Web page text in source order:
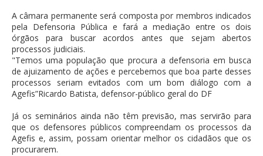
A câmara permanente será composta por membros indicados
pela Defensoria Pública e fará a mediação entre os dois
órgãos para buscar acordos antes que sejam abertos
processos judiciais.
"Temos uma população que procura a defensoria em busca
de ajuizamento de ações e percebemos que boa parte desses
processos seriam evitados com um bom diálogo com a
Agefis”Ricardo Batista, defensor-público geral do DF
Já os seminários ainda não têm previsão, mas servirão para
que os defensores públicos compreendam os processos da
Agefis e, assim, possam orientar melhor os cidadãos que os
procurarem.